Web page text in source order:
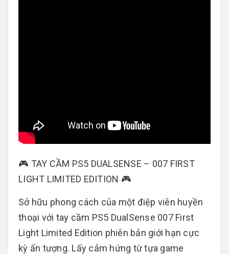
🎮 TAY CẦM PS5 DUALSENSE – 007 FIRST
LIGHT LIMITED EDITION 🎮
Sở hữu phong cách của một điệp viên huyền
thoại với tay cầm PS5 DualSense 007 First
Light Limited Edition phiên bản giới hạn cực
kỳ ấn tượng. Lấy cảm hứng từ tựa game